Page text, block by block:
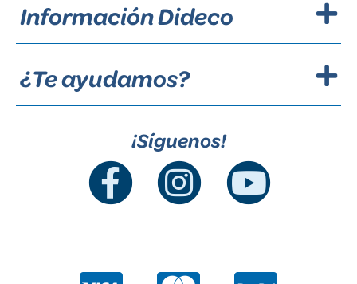
Información Dideco
¿Te ayudamos?
¡Síguenos!